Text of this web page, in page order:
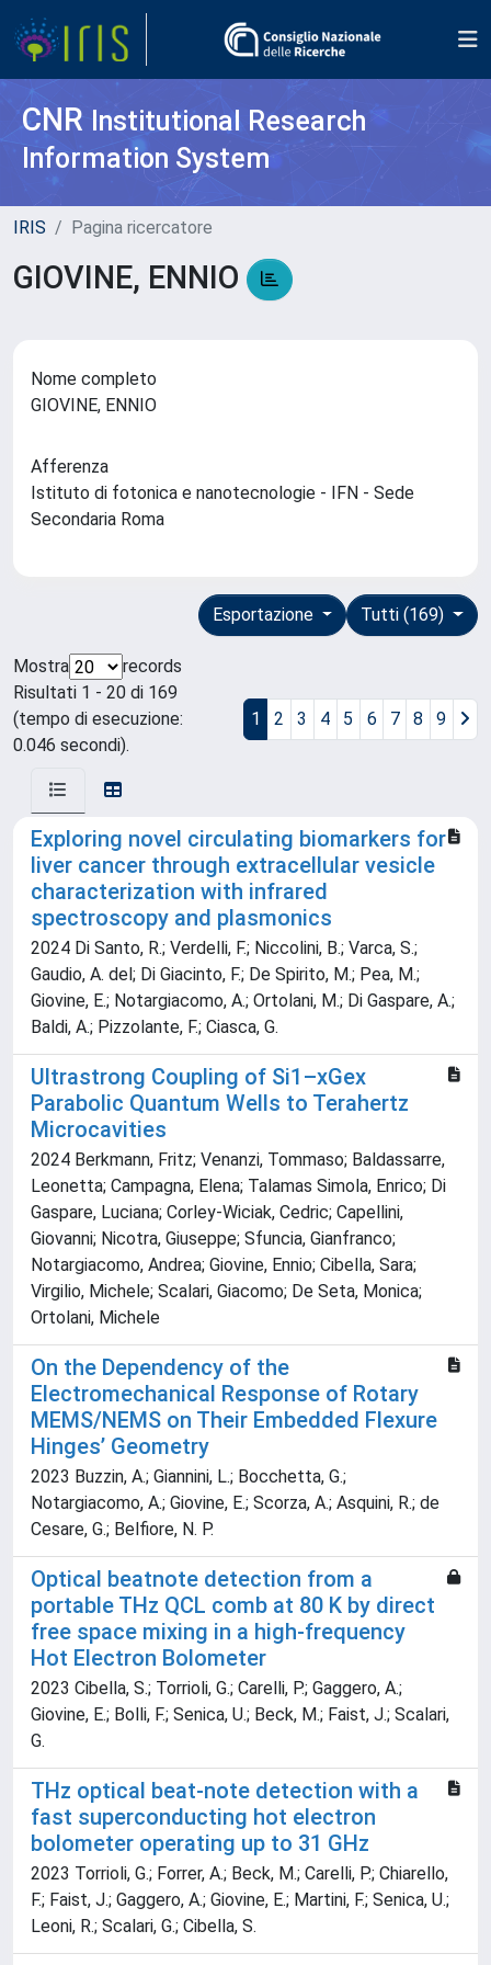
CNR Institutional Research
Information System
IRIS Pagina ricercatore
GIOVINE, ENNIO
Nome completo
GIOVINE, ENNIO
Afferenza
Istituto di fotonica e nanotecnologie - IFN - Sede
Secondaria Roma
Tutti (169)
Esportazione
Mostra
records
Risultati 1 - 20 di 169
(tempo di esecuzione:
0.046 secondi).
1 2 3 4 5 6 7 8 9
Exploring novel circulating biomarkers for
liver cancer through extracellular vesicle
characterization with infrared
spectroscopy and plasmonics
2024 Di Santo, R.; Verdelli, F.; Niccolini, B.; Varca, S.;
Gaudio, A. del; Di Giacinto, F.; De Spirito, M.; Pea, M.;
Giovine, E.; Notargiacomo, A.; Ortolani, M.; Di Gaspare, A.;
Baldi, A.; Pizzolante, F.; Ciasca, G.
Ultrastrong Coupling of Si1–xGex
Parabolic Quantum Wells to Terahertz
Microcavities
2024 Berkmann, Fritz; Venanzi, Tommaso; Baldassarre,
Leonetta; Campagna, Elena; Talamas Simola, Enrico; Di
Gaspare, Luciana; Corley-Wiciak, Cedric; Capellini,
Giovanni; Nicotra, Giuseppe; Sfuncia, Gianfranco;
Notargiacomo, Andrea; Giovine, Ennio; Cibella, Sara;
Virgilio, Michele; Scalari, Giacomo; De Seta, Monica;
Ortolani, Michele
On the Dependency of the
Electromechanical Response of Rotary
MEMS/NEMS on Their Embedded Flexure
Hinges’ Geometry
2023 Buzzin, A.; Giannini, L.; Bocchetta, G.;
Notargiacomo, A.; Giovine, E.; Scorza, A.; Asquini, R.; de
Cesare, G.; Belfiore, N. P.
Optical beatnote detection from a
portable THz QCL comb at 80 K by direct
free space mixing in a high-frequency
Hot Electron Bolometer
2023 Cibella, S.; Torrioli, G.; Carelli, P.; Gaggero, A.;
Giovine, E.; Bolli, F.; Senica, U.; Beck, M.; Faist, J.; Scalari,
G.
THz optical beat-note detection with a
fast superconducting hot electron
bolometer operating up to 31 GHz
2023 Torrioli, G.; Forrer, A.; Beck, M.; Carelli, P.; Chiarello,
F.; Faist, J.; Gaggero, A.; Giovine, E.; Martini, F.; Senica, U.;
Leoni, R.; Scalari, G.; Cibella, S.